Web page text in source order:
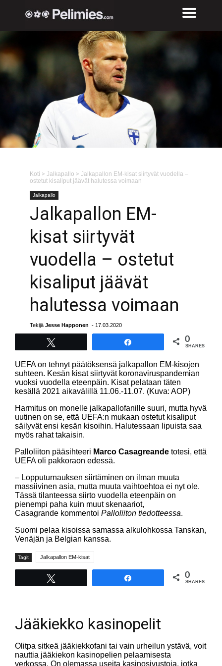
Koti > Jalkapallo > Jalkapallon EM-kisat siirtyvät vuodella –
ostetut kisaliput jäävät halutessa voimaan
Jalkapallo
Jalkapallon EM-
kisat siirtyvät
vuodella – ostetut
kisaliput jäävät
halutessa voimaan
Tekijä Jesse Happonen - 17.03.2020
0
SHARES
UEFA on tehnyt päätöksensä jalkapallon EM-kisojen
suhteen. Kesän kisat siirtyvät koronaviruspandemian
vuoksi vuodella eteenpäin. Kisat pelataan täten
kesällä 2021 aikavälillä 11.06.-11.07. (Kuva: AOP)
Harmitus on monelle jalkapallofanille suuri, mutta hyvä
uutinen on se, että UEFA:n mukaan ostetut kisaliput
säilyvät ensi kesän kisoihin. Halutessaan lipuista saa
myös rahat takaisin.
Palloliiton pääsihteeri Marco Casagreande totesi, että
UEFA oli pakkoraon edessä.
– Lopputurnauksen siirtäminen on ilman muuta
massiivinen asia, mutta muuta vaihtoehtoa ei nyt ole.
Tässä tilanteessa siirto vuodella eteenpäin on
pienempi paha kuin muut skenaariot,
Casagrande kommentoi Palloliiton tiedotteessa.
Suomi pelaa kisoissa samassa alkulohkossa Tanskan,
Venäjän ja Belgian kanssa.
Tagit Jalkapallon EM-kisat
0
SHARES
Jääkiekko kasinopelit
Olitpa sitkeä jääkiekkofani tai vain urheilun ystävä, voit
nauttia jääkiekon kasinopelien pelaamisesta
verkossa. On olemassa useita kasinosivustoja, jotka